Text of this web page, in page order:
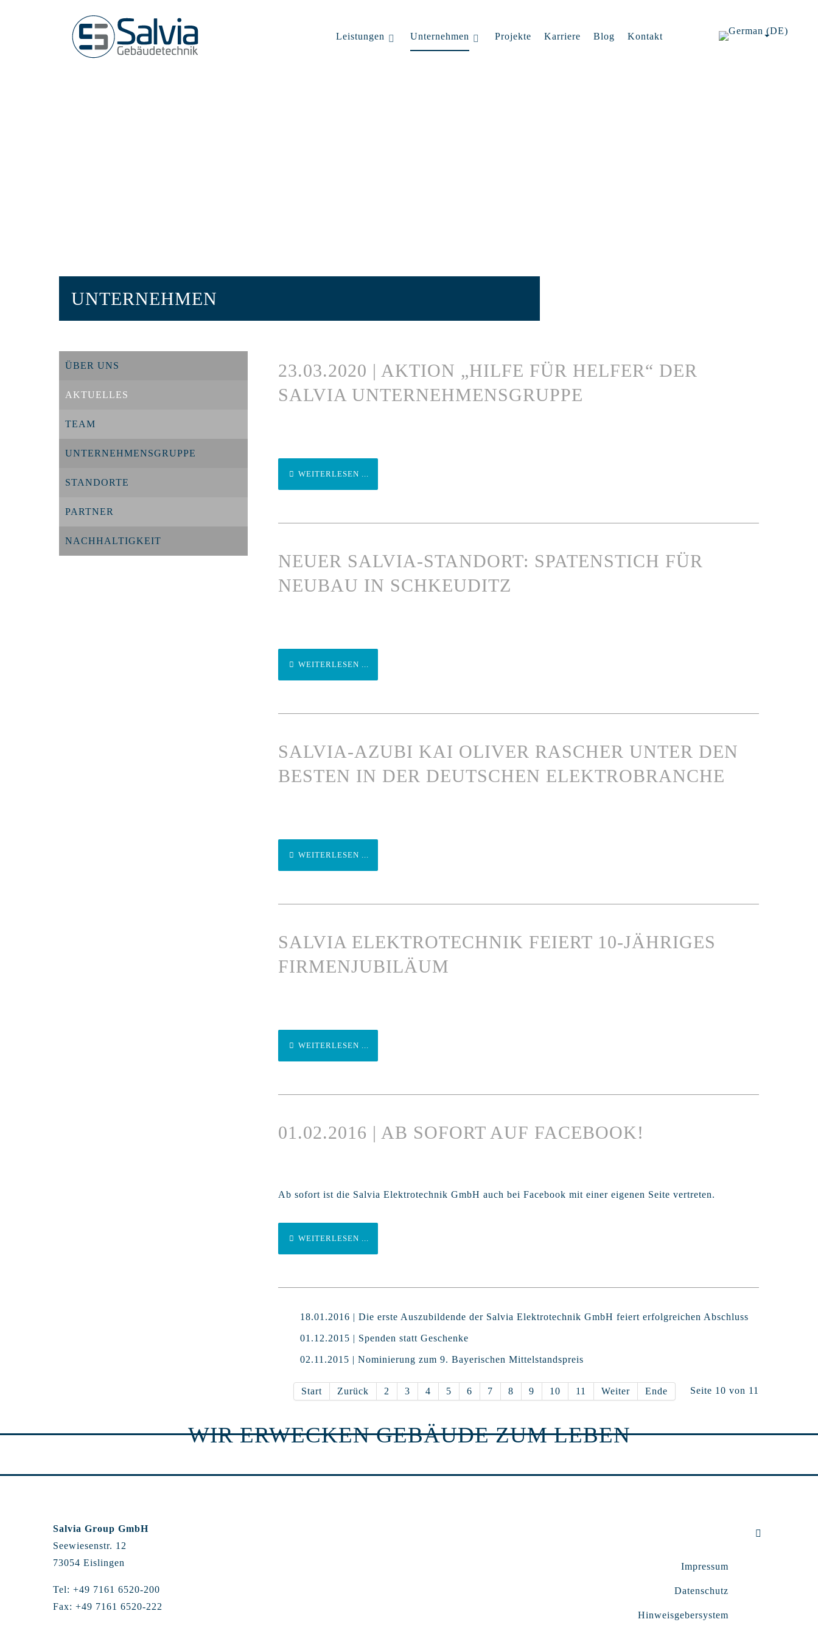
Leistungen Unternehmen Projekte Karriere Blog Kontakt
UNTERNEHMEN
ÜBER UNS
AKTUELLES
TEAM
UNTERNEHMENSGRUPPE
STANDORTE
PARTNER
NACHHALTIGKEIT
23.03.2020 | AKTION „HILFE FÜR HELFER“ DER
SALVIA UNTERNEHMENSGRUPPE
WEITERLESEN ...
NEUER SALVIA-STANDORT: SPATENSTICH FÜR
NEUBAU IN SCHKEUDITZ
WEITERLESEN ...
SALVIA-AZUBI KAI OLIVER RASCHER UNTER DEN
BESTEN IN DER DEUTSCHEN ELEKTROBRANCHE
WEITERLESEN ...
SALVIA ELEKTROTECHNIK FEIERT 10-JÄHRIGES
FIRMENJUBILÄUM
WEITERLESEN ...
01.02.2016 | AB SOFORT AUF FACEBOOK!
Ab sofort ist die Salvia Elektrotechnik GmbH auch bei Facebook mit einer eigenen Seite vertreten.
WEITERLESEN ...
18.01.2016 | Die erste Auszubildende der Salvia Elektrotechnik GmbH feiert erfolgreichen Abschluss
01.12.2015 | Spenden statt Geschenke
02.11.2015 | Nominierung zum 9. Bayerischen Mittelstandspreis
Seite 10 von 11
Start Zurück 2 3 4 5 6 7 8 9 10 11 Weiter Ende
WIR ERWECKEN GEBÄUDE ZUM LEBEN
Salvia Group GmbH
Seewiesenstr. 12
73054 Eislingen
Tel: +49 7161 6520-200
Fax: +49 7161 6520-222
Impressum
Datenschutz
Hinweisgebersystem